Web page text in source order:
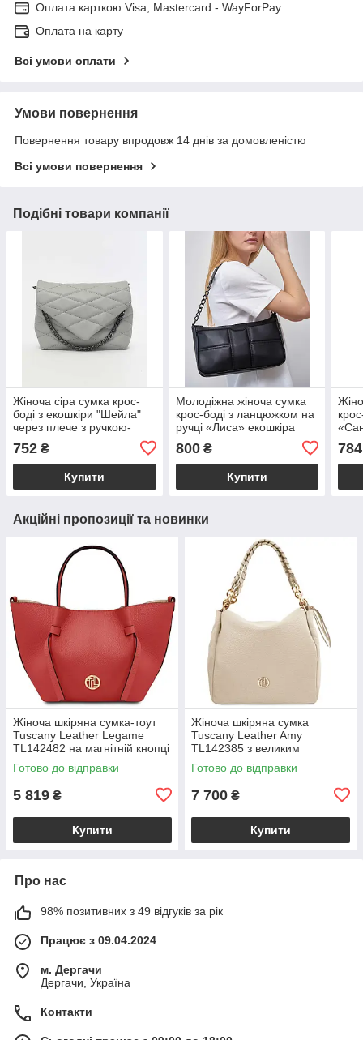
Оплата карткою Visa, Mastercard - WayForPay
Оплата на карту
Всі умови оплати
Умови повернення
Повернення товару впродовж 14 днів за домовленістю
Всі умови повернення
Подібні товари компанії
Жіноча сіра сумка крос-
боді з екошкіри "Шейла"
через плече з ручкою-
752 ₴
Купити
Молодіжна жіноча сумка
крос-боді з ланцюжком на
ручці «Лиса» екошкіра
чорного кольору Welassie
800₴
Купити
784
Акційні пропозиції та новинки
Жіноча шкіряна сумка-тоут
Tuscany Leather Legame
TL142482 на магнітній кнопці
з плечовим ременем,
коралова BS2482_1_105
Готово до відправки
5 819 ₴
Купити
Жіноча шкіряна сумка
Tuscany Leather Amy
TL142385 з великим
відділенням і плечовим
ременем, бежева
Готово до відправки
7 700 ₴
Купити
Про нас
98% позитивних з 49 відгуків за рік
Працює з 09.04.2024
м. Дергачи
Дергачи, Україна
Контакти